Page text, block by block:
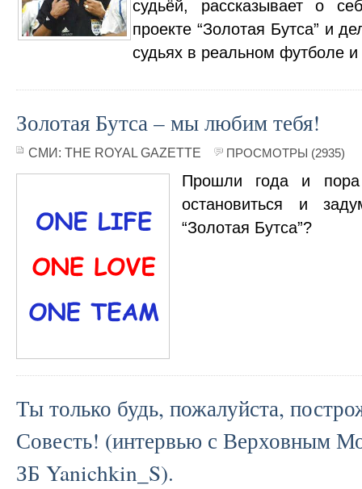
судьёй, рассказывает о
проекте “Золотая Бутса” и
судьях в реальном футболе и
Золотая Бутса – мы любим тебя!
СМИ: THE ROYAL GAZETTE ПРОСМОТРЫ (2935)
Прошли года и пора
остановиться и
“Золотая Бутса”?
Ты только будь, пожалуйста,
Совесть! (интервью с Верховным
ЗБ Yanichkin_S).